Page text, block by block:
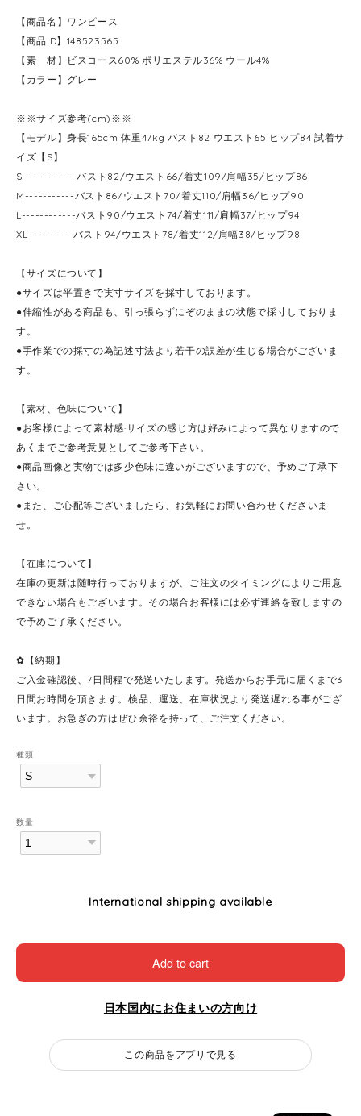
【商品名】ワンピース
【商品ID】148523565
【素 材】ビスコース60% ポリエステル36% ウール4%
【カラー】グレー
※※サイズ参考(cm)※※
【モデル】身長165cm 体重47kg バスト82 ウエスト65 ヒップ84 試着サ
イズ【S】
S------------バスト82/ウエスト66/着丈109/肩幅35/ヒップ86
M-----------バスト86/ウエスト70/着丈110/肩幅36/ヒップ90
L------------バスト90/ウエスト74/着丈111/肩幅37/ヒップ94
XL----------バスト94/ウエスト78/着丈112/肩幅38/ヒップ98
【サイズについて】
●サイズは平置きで実寸サイズを採寸しております。
●伸縮性がある商品も、引っ張らずにぞのままの状態で採寸しておりま
す。
●手作業での採寸の為記述寸法より若干の誤差が生じる場合がございま
す。
【素材、色味について】
●お客様によって素材感·サイズの感じ方は好みによって異なりますので
あくまでご参考意見としてご参考下さい。
●商品画像と実物では多少色味に違いがございますので、予めご了承下
さい。
●また、ご心配等ございましたら、お気軽にお問い合わせくださいま
せ。
【在庫について】
在庫の更新は随時行っておりますが、ご注文のタイミングによりご用意
できない場合もございます。その場合お客様には必ず連絡を致しますの
で予めご了承ください。
✿【納期】
ご入金確認後、7日間程で発送いたします。発送からお手元に届くまで3
日間お時間を頂きます。検品、運送、在庫状況より発送遅れる事がござ
います。お急ぎの方はぜひ余裕を持って、ご注文ください。
種類
数量
International shipping available
Add to cart
日本国内にお住まいの方向け
この商品をアプリで見る